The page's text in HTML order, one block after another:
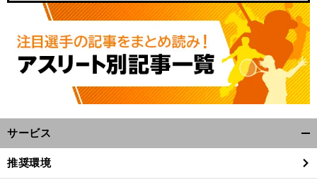
サービス
閉
推奨環境